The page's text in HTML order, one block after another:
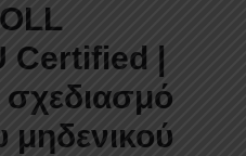
Certified |